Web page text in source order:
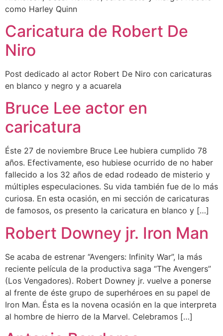
como Harley Quinn
Caricatura de Robert De
Niro
Post dedicado al actor Robert De Niro con caricaturas
en blanco y negro y a acuarela
Bruce Lee actor en
caricatura
Éste 27 de noviembre Bruce Lee hubiera cumplido 78
años. Efectivamente, eso hubiese ocurrido de no haber
fallecido a los 32 años de edad rodeado de misterio y
múltiples especulaciones. Su vida también fue de lo más
curiosa. En esta ocasión, en mi sección de caricaturas
de famosos, os presento la caricatura en blanco y […]
Robert Downey jr. Iron Man
Se acaba de estrenar “Avengers: Infinity War”, la más
reciente película de la productiva saga “The Avengers”
(Los Vengadores). Robert Downey jr. vuelve a ponerse
al frente de éste grupo de superhéroes en su papel de
Iron Man. Ésta es la novena ocasión en la que interpreta
al hombre de hierro de la Marvel. Celebramos […]